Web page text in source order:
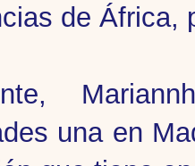
de África,
una en